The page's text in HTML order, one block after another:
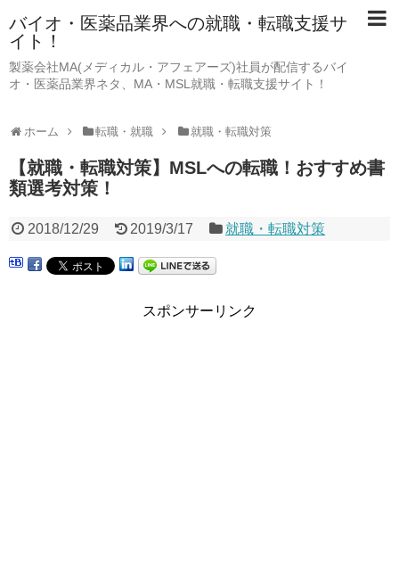
バイオ・医薬品業界への就職・転職支援サ
イト！
製薬会社MA(メディカル・アフェアーズ)社員が配信するバイ
オ・医薬品業界ネタ、MA・MSL就職・転職支援サイト！
ホーム 転職・就職 就職・転職対策
【就職・転職対策】MSLへの転職！おすすめ書
類選考対策！
2018/12/29 2019/3/17 就職・転職対策
スポンサーリンク